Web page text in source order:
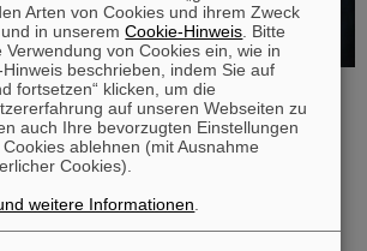
an Dr. Jaroslav Panasenko! Er wurde für seine
Institut der Universität Tübingen mit dem
„Silicon Science Award“ des CiS
geehrt. Die Doktorarbeit entstand im
(Compressed Baryonic Matter) in der
unter extremen Bedingungen“ unter Leitung von
Arten von Cookies und ihrem Zweck
in unseremCookie-Hinweis . Bitte
Verwendung von Cookies ein, wie in
beschrieben, indem Sie auf
fortsetzen“ klicken, um die
auf unseren Webseiten zu
auch Ihre bevorzugten Einstellungen
ablehnen (mit Ausnahme
Cookies).
weitere Informationen